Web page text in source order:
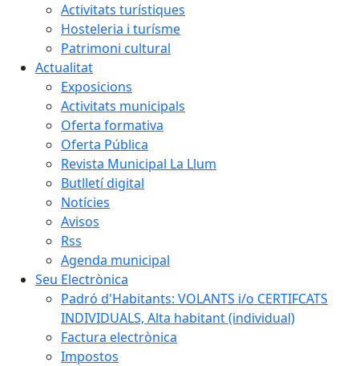
Activitats turístiques
Hosteleria i turísme
Patrimoni cultural
Actualitat
Exposicions
Activitats municipals
Oferta formativa
Oferta Pública
Revista Municipal La Llum
Butlletí digital
Notícies
Avisos
Rss
Agenda municipal
Seu Electrònica
Padró d'Habitants: VOLANTS i/o CERTIFCATS
INDIVIDUALS, Alta habitant (individual)
Factura electrònica
Impostos